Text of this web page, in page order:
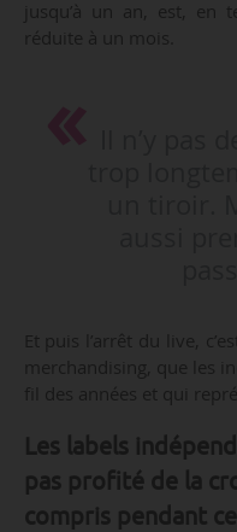
jusqu’à un an, est, en
réduite à un mois.
Et puis l’arrêt du live,
merchandising, que les
fil des années et qui
Les labels
pas profité de la
compris pendant